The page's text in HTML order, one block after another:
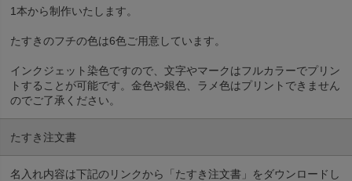
1本から制作いたします。
たすきのフチの色は6色ご用意しています。
インクジェット染色ですので、文字やマークはフルカラーでプリン
トすることが可能です。金色や銀色、ラメ色はプリントできません
のでご了承ください。
たすき注文書
名入れ内容は下記のリンクから「たすき注文書」をダウンロードし